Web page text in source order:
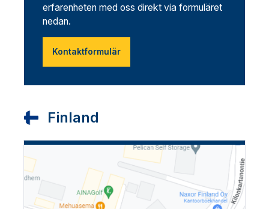
erfarenheten med oss direkt via formuläret
nedan.
Kontaktformulär
Finland